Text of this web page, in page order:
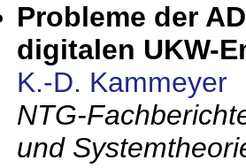
Probleme der
digitalen UKW-
K.-D. Kammeyer
NTG-
und